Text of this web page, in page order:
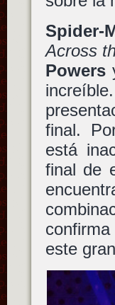
Across
Powers
final.
está
final de
este